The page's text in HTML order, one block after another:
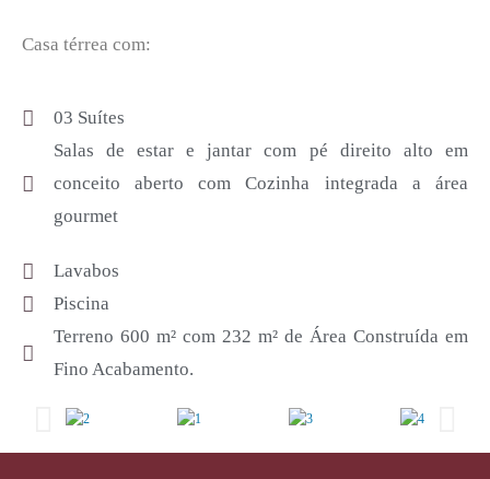
Casa térrea com:
03 Suítes
Salas de estar e jantar com pé direito alto em
conceito aberto com Cozinha integrada a área
gourmet
Lavabos
Piscina
Terreno 600 m² com 232 m² de Área Construída em
Fino Acabamento.